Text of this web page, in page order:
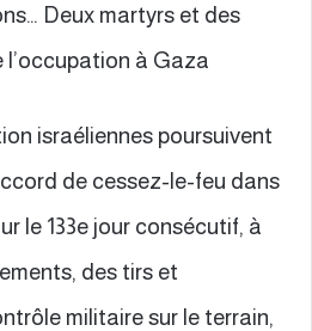
Deux martyrs et des
l’occupation à Gaza
israéliennes poursuivent
de cessez-le-feu dans
le 133e jour consécutif, à
des tirs et
militaire sur le terrain,